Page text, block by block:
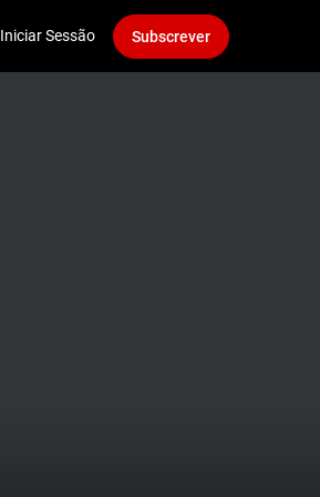
Iniciar Sessão Subscrever